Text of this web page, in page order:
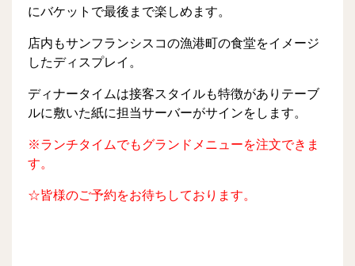
にバケットで最後まで楽しめます。
店内もサンフランシスコの漁港町の食堂をイメージ
したディスプレイ。
ディナータイムは接客スタイルも特徴がありテーブ
ルに敷いた紙に担当サーバーがサインをします。
※ランチタイムでもグランドメニューを注文できま
す。
☆皆様のご予約をお待ちしております。